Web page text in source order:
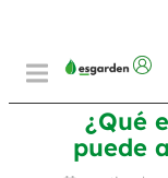
¿Qué
puede